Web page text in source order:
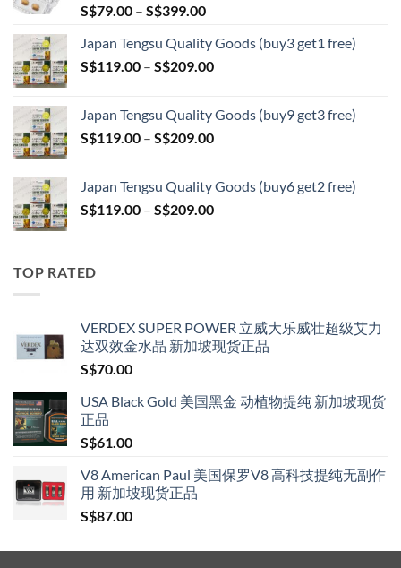
S$79.00 – S$399.00Price
S$79.00
through
Japan Tengsu Quality Goods (buy3 get1 free)
S$119.00 – S$209.00Price
through
S$209.00
Japan Tengsu Quality Goods (buy9 get3 free)
S$119.00 – S$209.00Price
through
S$209.00
Japan Tengsu Quality Goods (buy6 get2 free)
S$119.00 – S$209.00Price
TOP RATED
VERDEX SUPER POWER 立威大乐威壮超级艾力
达双效金水晶 新加坡现货正品
S$70.00
USA Black Gold 美国黑金 动植物提纯 新加坡现货
正品
S$61.00
V8 American Paul 美国保罗V8 高科技提纯无副作
用 新加坡现货正品
S$87.00